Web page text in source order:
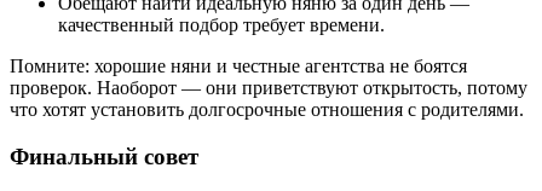
качественный подбор требует времени.
Помните: хорошие няни и честные агентства не боятся
проверок. Наоборот — они приветствуют открытость, потому
что хотят установить долгосрочные отношения с родителями.
Финальный совет